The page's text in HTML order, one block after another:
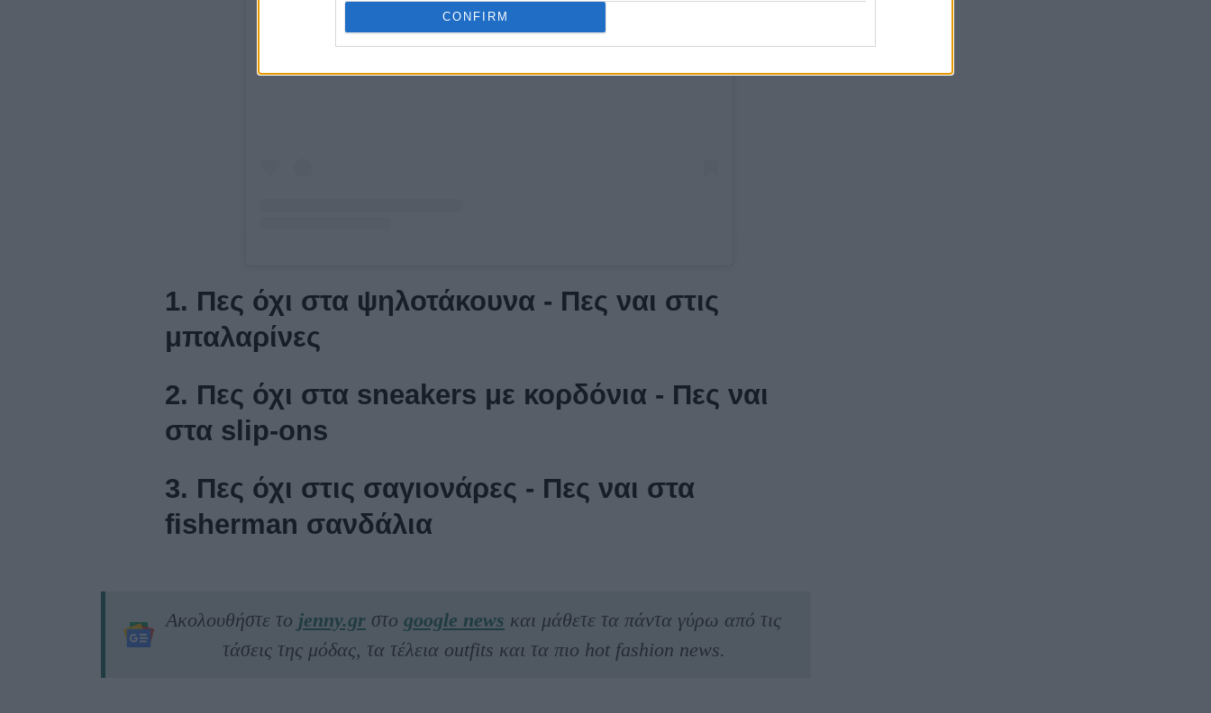
CONFIRM
Δείτε αυτή τη δημοσίευση στο Instagram.
1. Πες όχι στα ψηλοτάκουνα - Πες ναι στις
μπαλαρίνες
2. Πες όχι στα sneakers με κορδόνια - Πες ναι
στα slip-ons
3. Πες όχι στις σαγιονάρες - Πες ναι στα
fisherman σανδάλια
Ακολουθήστε το jenny.gr στο google news και μάθετε τα πάντα γύρω από τις
τάσεις της μόδας, τα τέλεια outfits και τα πιο hot fashion news.